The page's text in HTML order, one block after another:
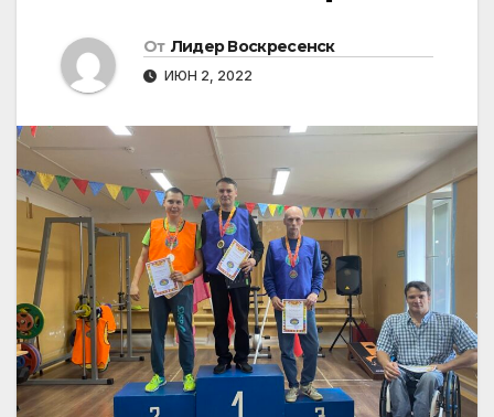
От Лидер Воскресенск
ИЮН 2, 2022